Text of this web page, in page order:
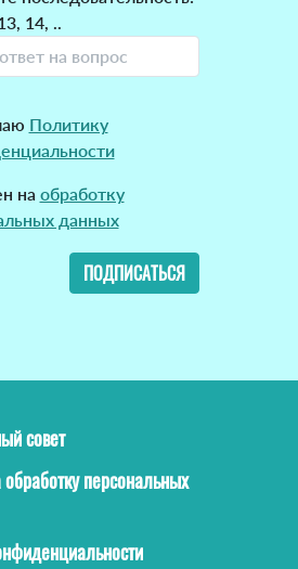
14, ..
Политику
на обработку
данных
ПОДПИСАТЬСЯ
совет
персональных